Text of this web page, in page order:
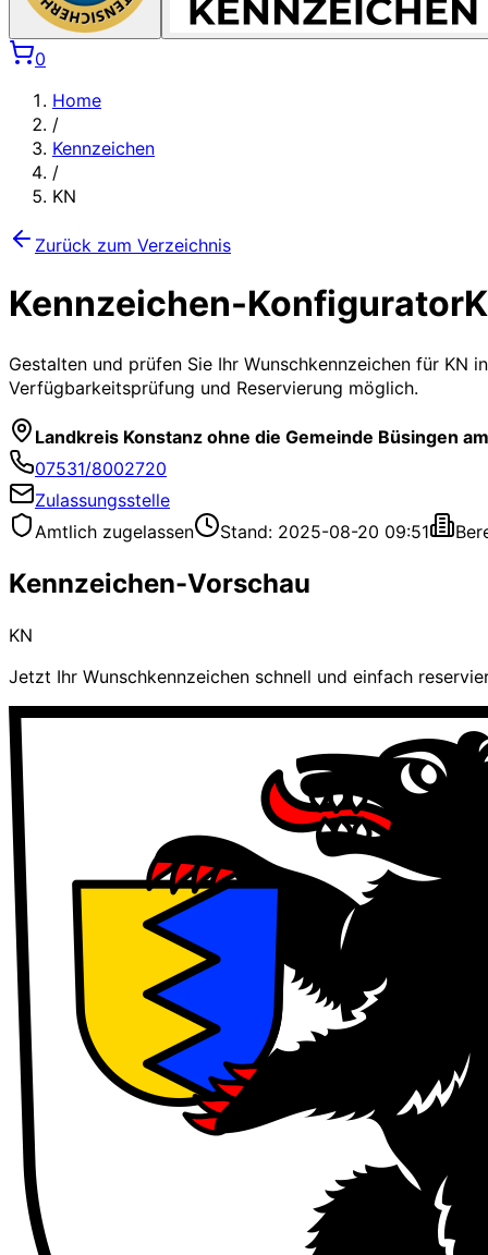
0
Home
/
Kennzeichen
/
KN
Zurück zum Verzeichnis
Kennzeichen-Konfigurator
Gestalten und prüfen Sie Ihr Wunschkennzeichen für KN
Verfügbarkeitsprüfung und Reservierung möglich.
Landkreis Konstanz ohne die Gemeinde Büsingen
07531/8002720
Zulassungsstelle
Amtlich zugelassen
Stand: 2025-08-20 09:51
Kennzeichen-Vorschau
KN
Jetzt Ihr Wunschkennzeichen schnell und einfach